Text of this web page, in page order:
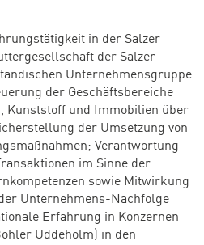
in der Salzer
der Salzer
Unternehmensgruppe
der Geschäftsbereiche
Kunststoff und Immobilien über
der Umsetzung von
Verantwortung
im Sinne der
sowie Mitwirkung
Unternehmens-Nachfolge
Erfahrung in Konzernen
Uddeholm) in den